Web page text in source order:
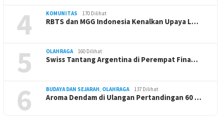
4 KOMUNITAS 170 Dilihat
RBTS dan MGG Indonesia Kenalkan Upaya L…
5 OLAHRAGA 160 Dilihat
Swiss Tantang Argentina di Perempat Fina…
6 BUDAYA DAN SEJARAH, OLAHRAGA 137 Dilihat
Aroma Dendam di Ulangan Pertandingan 60 …